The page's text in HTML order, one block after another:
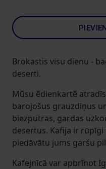
Brokastis visu dienu -
deserti.
Mūsu ēdienkartē
barojošus grauzdiņus
biezputras, gardas
desertus. Kafija ir
piedāvātu jums garšu
Kafejnīcā var apbrīnot